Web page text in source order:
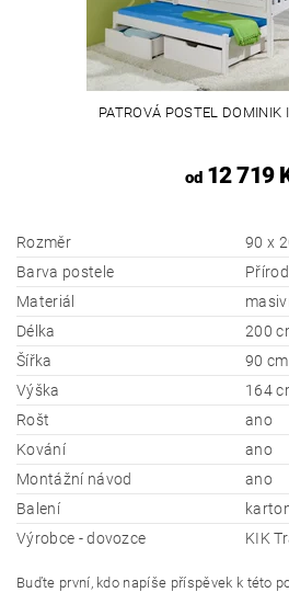
PATROVÁ POSTEL DOMINIK
od12 719
Rozměr
90 x
Barva postele
Materiál
Délka
200
Šířka
90 cm
Výška
164
Rošt
ano
Kování
ano
Montážní návod
ano
Balení
Výrobce - dovozce
KIK
Buďte první, kdo napíše příspěvek k této